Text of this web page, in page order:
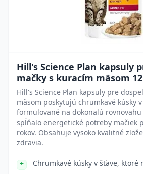
Hill's Science Plan kapsuly
mačky s kuracím mäsom
Hill's Science Plan kapsuly pre
mäsom poskytujú chrumkavé kúsky
formulované na dokonalú
spĺňalo energetické potreby mačiek
rokov. Obsahuje vysoko kvalitné
zdravia.
Chrumkavé kúsky v šťave, ktoré